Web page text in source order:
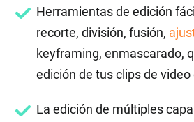
Herramientas de edición
recorte, división, fusión,
keyframing, enmascarado,
edición de tus clips de video
La edición de múltiples